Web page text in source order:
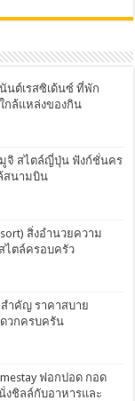
นันต์เรสซิเด้นซ์ ที่พัก
กล้แหล่งของกิน
จิ สไตล์ญี่ปุ่น ฟังก์ชั่นคร
สนามบิน
สิ่งอำนวยความ
ไตล์ครอบครัว
ำคัญ ราคาสบาย
วกครบครัน
ฟอกปอด กอด
งชิลล์กับอาหารและ